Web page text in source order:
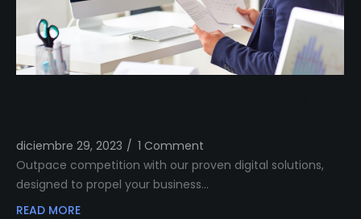
diciembre 29, 2023 / 1 Comment
Outpace competition with our proven digital solutions,
designed to propel your business…
READ MORE